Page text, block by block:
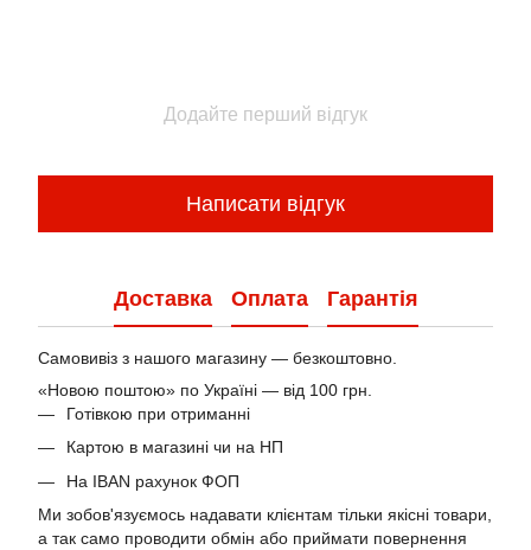
Додайте перший відгук
Написати відгук
Доставка Оплата Гарантія
Самовивіз з нашого магазину — безкоштовно.
«Новою поштою» по Україні — від 100 грн.
Готівкою при отриманні
Картою в магазині чи на НП
На IBAN рахунок ФОП
Ми зобов'язуємось надавати клієнтам тільки якісні товари,
а так само проводити обмін або приймати повернення